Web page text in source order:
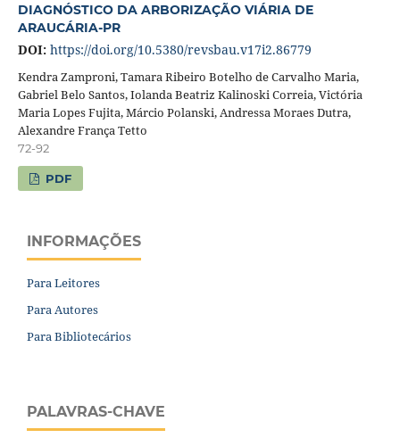
DIAGNÓSTICO DA ARBORIZAÇÃO VIÁRIA DE
ARAUCÁRIA-PR
DOI: https://doi.org/10.5380/revsbau.v17i2.86779
Kendra Zamproni, Tamara Ribeiro Botelho de Carvalho Maria,
Gabriel Belo Santos, Iolanda Beatriz Kalinoski Correia, Victória
Maria Lopes Fujita, Márcio Polanski, Andressa Moraes Dutra,
Alexandre França Tetto
72-92
PDF
INFORMAÇÕES
Para Leitores
Para Autores
Para Bibliotecários
PALAVRAS-CHAVE